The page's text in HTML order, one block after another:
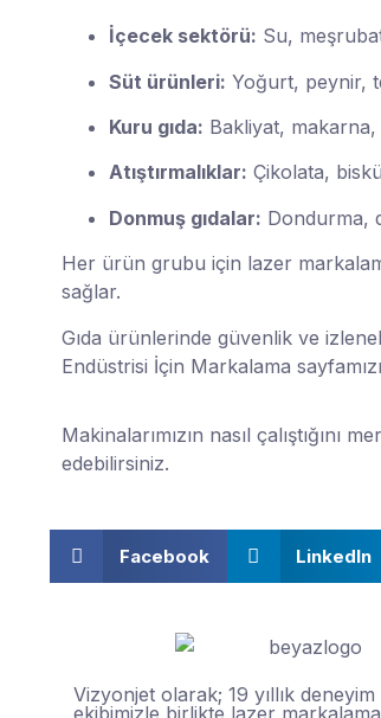
İçecek sektörü: Su,
Süt ürünleri: Yoğurt, peynir,
Kuru gıda: Bakliyat,
Atıştırmalıklar: Çikolata,
Donmuş gıdalar: Dondurma,
Her ürün grubu için lazer
sağlar.
Gıda ürünlerinde güvenlik ve
Endüstrisi İçin Markalama
Makinalarımızın nasıl çalıştığını
edebilirsiniz.
Facebook LinkedIn
Vizyonjet olarak; 19 yıllık